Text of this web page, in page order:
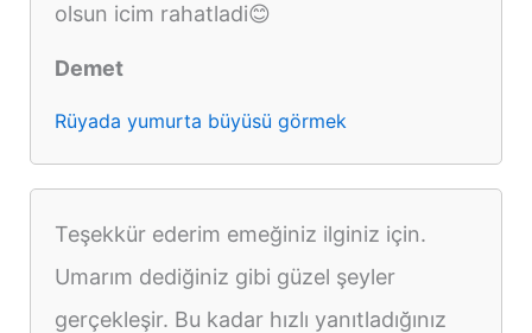
olsun icim rahatladi😊
Demet
Rüyada yumurta büyüsü görmek
Teşekkür ederim emeğiniz ilginiz için.
Umarım dediğiniz gibi güzel şeyler
gerçekleşir. Bu kadar hızlı yanıtladığınız